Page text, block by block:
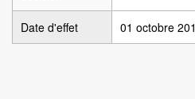
Date d'effet 01 octobre